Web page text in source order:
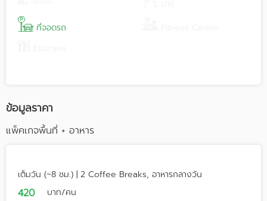
ที่จอดรถ
ข้อมูลราคา
แพ็คเกจพื้นที่ + อาหาร
เต็มวัน (~8 ชม.) | 2 Coffee Breaks, อาหารกลางวัน
420 บาท/คน